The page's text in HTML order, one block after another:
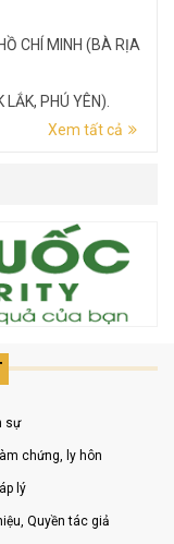
CHÍ MINH (BÀ RỊA
PHÚ YÊN).
(LÂM ĐỒNG, ĐẮK
Xem tất cả
sự
chứng, ly hôn
lý
Quyền tác giả